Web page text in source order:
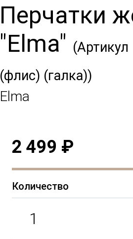
Перчатки
"Elma" (Артикул
(флис) (галка))
Elma
2 499 ₽
Количество